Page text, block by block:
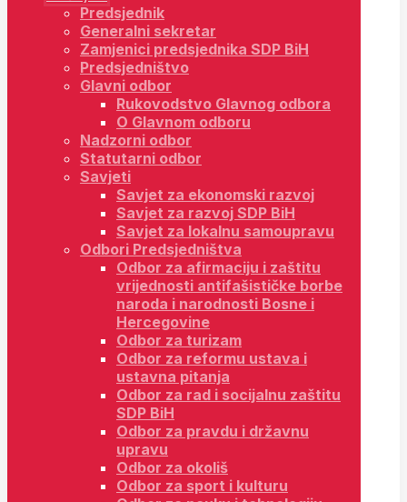
Predsjednik
Generalni sekretar
Zamjenici predsjednika SDP BiH
Predsjedništvo
Glavni odbor
Rukovodstvo Glavnog odbora
O Glavnom odboru
Nadzorni odbor
Statutarni odbor
Savjeti
Savjet za ekonomski razvoj
Savjet za razvoj SDP BiH
Savjet za lokalnu samoupravu
Odbori Predsjedništva
Odbor za afirmaciju i zaštitu
vrijednosti antifašističke borbe
naroda i narodnosti Bosne i
Hercegovine
Odbor za turizam
Odbor za reformu ustava i
ustavna pitanja
Odbor za rad i socijalnu zaštitu
SDP BiH
Odbor za pravdu i državnu
upravu
Odbor za okoliš
Odbor za sport i kulturu